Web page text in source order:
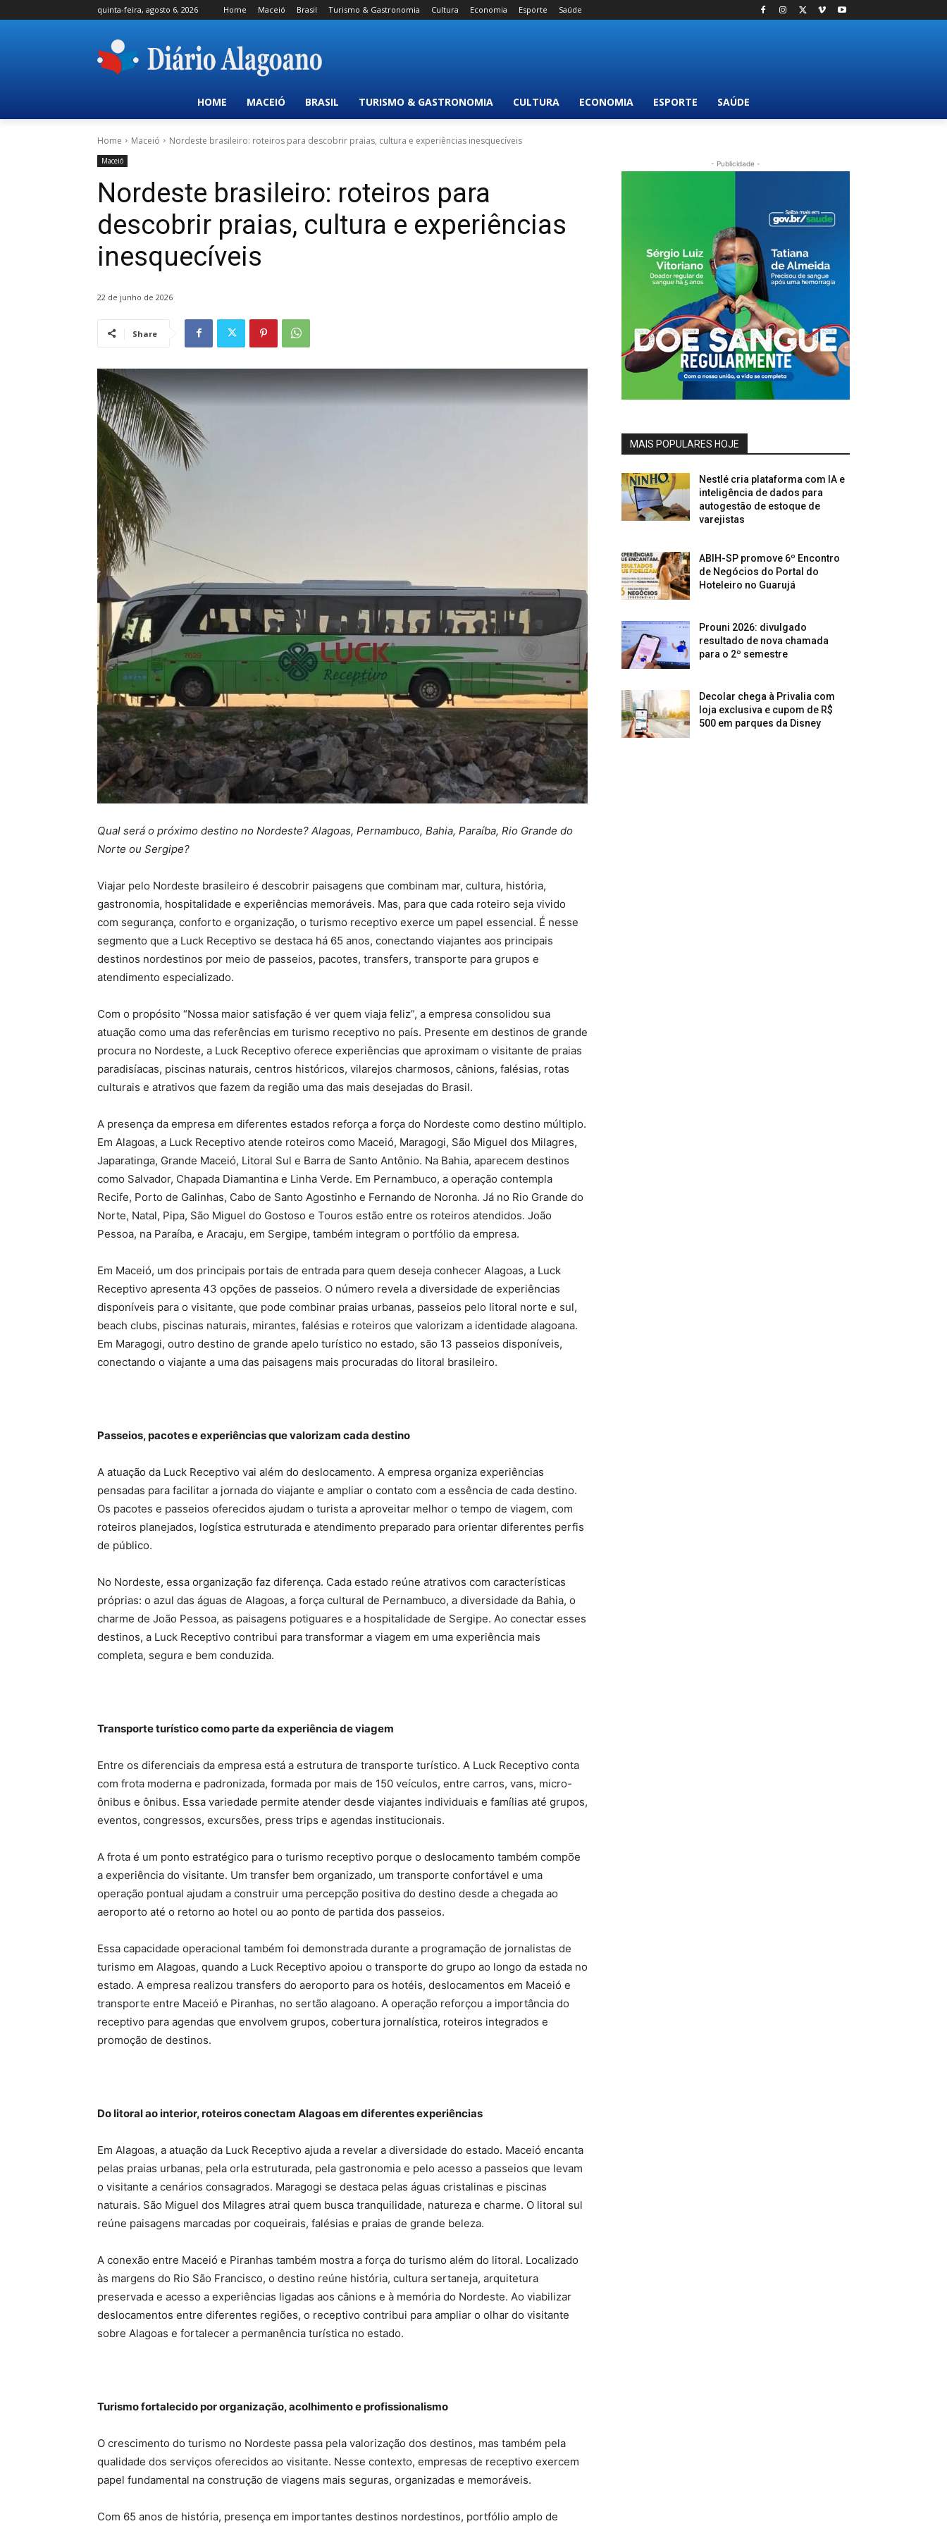
quinta-feira, agosto 6, 2026 Home Maceió Brasil Turismo & Gastronomia Cultura Economia Esporte Saúde
HOME MACEIÓ BRASIL TURISMO & GASTRONOMIA CULTURA ECONOMIA ESPORTE SAÚDE
Home Maceió Nordeste brasileiro: roteiros para descobrir praias, cultura e experiências inesquecíveis
Maceió
Nordeste brasileiro: roteiros para
descobrir praias, cultura e experiências
inesquecíveis
22 de junho de 2026
Share
Qual será o próximo destino no Nordeste? Alagoas, Pernambuco, Bahia, Paraíba, Rio Grande do
Norte ou Sergipe?
Viajar pelo Nordeste brasileiro é descobrir paisagens que combinam mar, cultura, história,
gastronomia, hospitalidade e experiências memoráveis. Mas, para que cada roteiro seja vivido
com segurança, conforto e organização, o turismo receptivo exerce um papel essencial. É nesse
segmento que a Luck Receptivo se destaca há 65 anos, conectando viajantes aos principais
destinos nordestinos por meio de passeios, pacotes, transfers, transporte para grupos e
atendimento especializado.
Com o propósito “Nossa maior satisfação é ver quem viaja feliz”, a empresa consolidou sua
atuação como uma das referências em turismo receptivo no país. Presente em destinos de grande
procura no Nordeste, a Luck Receptivo oferece experiências que aproximam o visitante de praias
paradisíacas, piscinas naturais, centros históricos, vilarejos charmosos, cânions, falésias, rotas
culturais e atrativos que fazem da região uma das mais desejadas do Brasil.
A presença da empresa em diferentes estados reforça a força do Nordeste como destino múltiplo.
Em Alagoas, a Luck Receptivo atende roteiros como Maceió, Maragogi, São Miguel dos Milagres,
Japaratinga, Grande Maceió, Litoral Sul e Barra de Santo Antônio. Na Bahia, aparecem destinos
como Salvador, Chapada Diamantina e Linha Verde. Em Pernambuco, a operação contempla
Recife, Porto de Galinhas, Cabo de Santo Agostinho e Fernando de Noronha. Já no Rio Grande do
Norte, Natal, Pipa, São Miguel do Gostoso e Touros estão entre os roteiros atendidos. João
Pessoa, na Paraíba, e Aracaju, em Sergipe, também integram o portfólio da empresa.
Em Maceió, um dos principais portais de entrada para quem deseja conhecer Alagoas, a Luck
Receptivo apresenta 43 opções de passeios. O número revela a diversidade de experiências
disponíveis para o visitante, que pode combinar praias urbanas, passeios pelo litoral norte e sul,
beach clubs, piscinas naturais, mirantes, falésias e roteiros que valorizam a identidade alagoana.
Em Maragogi, outro destino de grande apelo turístico no estado, são 13 passeios disponíveis,
conectando o viajante a uma das paisagens mais procuradas do litoral brasileiro.
Passeios, pacotes e experiências que valorizam cada destino
A atuação da Luck Receptivo vai além do deslocamento. A empresa organiza experiências
pensadas para facilitar a jornada do viajante e ampliar o contato com a essência de cada destino.
Os pacotes e passeios oferecidos ajudam o turista a aproveitar melhor o tempo de viagem, com
roteiros planejados, logística estruturada e atendimento preparado para orientar diferentes perfis
de público.
No Nordeste, essa organização faz diferença. Cada estado reúne atrativos com características
próprias: o azul das águas de Alagoas, a força cultural de Pernambuco, a diversidade da Bahia, o
charme de João Pessoa, as paisagens potiguares e a hospitalidade de Sergipe. Ao conectar esses
destinos, a Luck Receptivo contribui para transformar a viagem em uma experiência mais
completa, segura e bem conduzida.
Transporte turístico como parte da experiência de viagem
Entre os diferenciais da empresa está a estrutura de transporte turístico. A Luck Receptivo conta
com frota moderna e padronizada, formada por mais de 150 veículos, entre carros, vans, micro-
ônibus e ônibus. Essa variedade permite atender desde viajantes individuais e famílias até grupos,
eventos, congressos, excursões, press trips e agendas institucionais.
A frota é um ponto estratégico para o turismo receptivo porque o deslocamento também compõe
a experiência do visitante. Um transfer bem organizado, um transporte confortável e uma
operação pontual ajudam a construir uma percepção positiva do destino desde a chegada ao
aeroporto até o retorno ao hotel ou ao ponto de partida dos passeios.
Essa capacidade operacional também foi demonstrada durante a programação de jornalistas de
turismo em Alagoas, quando a Luck Receptivo apoiou o transporte do grupo ao longo da estada no
estado. A empresa realizou transfers do aeroporto para os hotéis, deslocamentos em Maceió e
transporte entre Maceió e Piranhas, no sertão alagoano. A operação reforçou a importância do
receptivo para agendas que envolvem grupos, cobertura jornalística, roteiros integrados e
promoção de destinos.
Do litoral ao interior, roteiros conectam Alagoas em diferentes experiências
Em Alagoas, a atuação da Luck Receptivo ajuda a revelar a diversidade do estado. Maceió encanta
pelas praias urbanas, pela orla estruturada, pela gastronomia e pelo acesso a passeios que levam
o visitante a cenários consagrados. Maragogi se destaca pelas águas cristalinas e piscinas
naturais. São Miguel dos Milagres atrai quem busca tranquilidade, natureza e charme. O litoral sul
reúne paisagens marcadas por coqueirais, falésias e praias de grande beleza.
A conexão entre Maceió e Piranhas também mostra a força do turismo além do litoral. Localizado
às margens do Rio São Francisco, o destino reúne história, cultura sertaneja, arquitetura
preservada e acesso a experiências ligadas aos cânions e à memória do Nordeste. Ao viabilizar
deslocamentos entre diferentes regiões, o receptivo contribui para ampliar o olhar do visitante
sobre Alagoas e fortalecer a permanência turística no estado.
Turismo fortalecido por organização, acolhimento e profissionalismo
O crescimento do turismo no Nordeste passa pela valorização dos destinos, mas também pela
qualidade dos serviços oferecidos ao visitante. Nesse contexto, empresas de receptivo exercem
papel fundamental na construção de viagens mais seguras, organizadas e memoráveis.
Com 65 anos de história, presença em importantes destinos nordestinos, portfólio amplo de
- Publicidade -
MAIS POPULARES HOJE
Nestlé cria plataforma com IA e
inteligência de dados para
autogestão de estoque de
varejistas
ABIH-SP promove 6º Encontro
de Negócios do Portal do
Hoteleiro no Guarujá
Prouni 2026: divulgado
resultado de nova chamada
para o 2º semestre
Decolar chega à Privalia com
loja exclusiva e cupom de R$
500 em parques da Disney